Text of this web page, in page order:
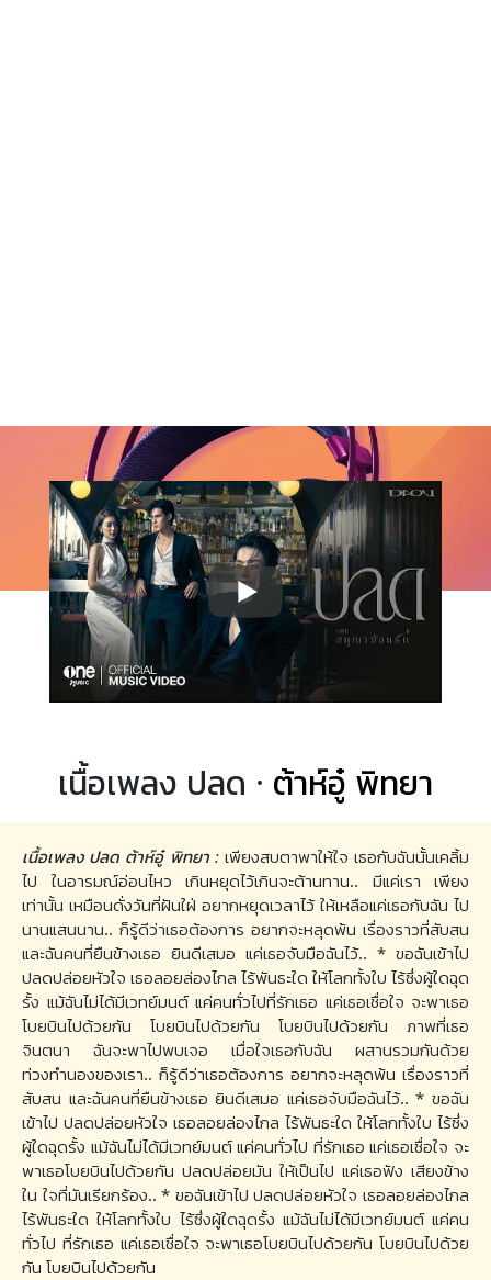
เนื้อเพลง ปลด · ต้าห์อู๋ พิทยา
เนื้อเพลง ปลด ต้าห์อู๋ พิทยา : เพียงสบตาพาให้ใจ เธอกับฉันนั้นเคลิ้ม
ไป ในอารมณ์อ่อนไหว เกินหยุดไว้เกินจะต้านทาน.. มีแค่เรา เพียง
เท่านั้น เหมือนดั่งวันที่ฝันใฝ่ อยากหยุดเวลาไว้ ให้เหลือแค่เธอกับฉัน ไป
นานแสนนาน.. ก็รู้ดีว่าเธอต้องการ อยากจะหลุดพ้น เรื่องราวที่สับสน
และฉันคนที่ยืนข้างเธอ ยินดีเสมอ แค่เธอจับมือฉันไว้.. * ขอฉันเข้าไป
ปลดปล่อยหัวใจ เธอลอยล่องไกล ไร้พันธะใด ให้โลกทั้งใบ ไร้ซึ่งผู้ใดฉุด
รั้ง แม้ฉันไม่ได้มีเวทย์มนต์ แค่คนทั่วไปที่รักเธอ แค่เธอเชื่อใจ จะพาเธอ
โบยบินไปด้วยกัน โบยบินไปด้วยกัน โบยบินไปด้วยกัน ภาพที่เธอ
จินตนา ฉันจะพาไปพบเจอ เมื่อใจเธอกับฉัน ผสานรวมกันด้วย
ท่วงทำนองของเรา.. ก็รู้ดีว่าเธอต้องการ อยากจะหลุดพ้น เรื่องราวที่
สับสน และฉันคนที่ยืนข้างเธอ ยินดีเสมอ แค่เธอจับมือฉันไว้.. * ขอฉัน
เข้าไป ปลดปล่อยหัวใจ เธอลอยล่องไกล ไร้พันธะใด ให้โลกทั้งใบ ไร้ซึ่ง
ผู้ใดฉุดรั้ง แม้ฉันไม่ได้มีเวทย์มนต์ แค่คนทั่วไป ที่รักเธอ แค่เธอเชื่อใจ จะ
พาเธอโบยบินไปด้วยกัน ปลดปล่อยมัน ให้เป็นไป แค่เธอฟัง เสียงข้าง
ใน ใจที่มันเรียกร้อง.. * ขอฉันเข้าไป ปลดปล่อยหัวใจ เธอลอยล่องไกล
ไร้พันธะใด ให้โลกทั้งใบ ไร้ซึ่งผู้ใดฉุดรั้ง แม้ฉันไม่ได้มีเวทย์มนต์ แค่คน
ทั่วไป ที่รักเธอ แค่เธอเชื่อใจ จะพาเธอโบยบินไปด้วยกัน โบยบินไปด้วย
กัน โบยบินไปด้วยกัน